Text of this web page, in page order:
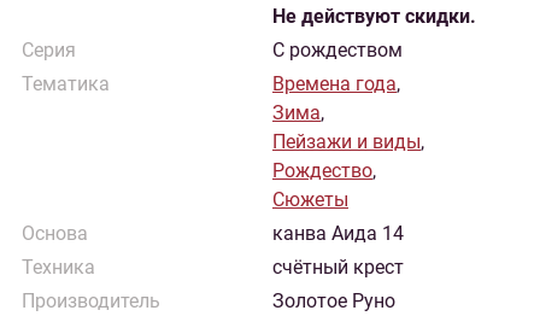
Не действуют скидки.
Серия
С рождеством
Тематика
Времена года,
Зима,
Пейзажи и виды,
Рождество,
Сюжеты
Основа
канва Аида 14
Техника
счётный крест
Производитель
Золотое Руно